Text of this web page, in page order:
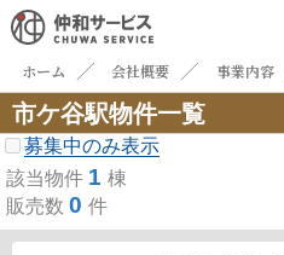
ホーム 会社概要 事業内容
市ケ谷駅物件一覧
募集中のみ表示
該当物件 1 棟
販売数 0 件